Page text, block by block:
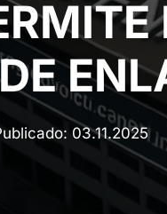
03.11.2025